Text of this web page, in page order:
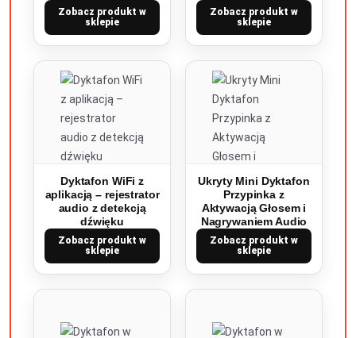
Zobacz produkt w
sklepie
Zobacz produkt w
sklepie
Dyktafon WiFi z
aplikacją – rejestrator
audio z detekcją
dźwięku
Zobacz produkt w
sklepie
Ukryty Mini Dyktafon
Przypinka z
Aktywacją Głosem i
Nagrywaniem Audio
Zobacz produkt w
sklepie